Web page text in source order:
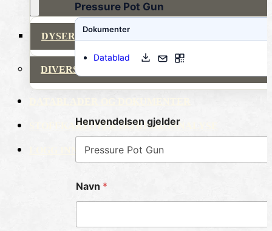
DYSER
DIVERSE PRODUKTER
STOFFKARTOTEK OG RISIKOANALYSE
Pressure Pot Gun
Dokumenter
Datablad
Henvendelsen gjelder
Navn *